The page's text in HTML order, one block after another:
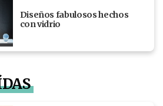
Diseños fabulosos hechos
con vidrio